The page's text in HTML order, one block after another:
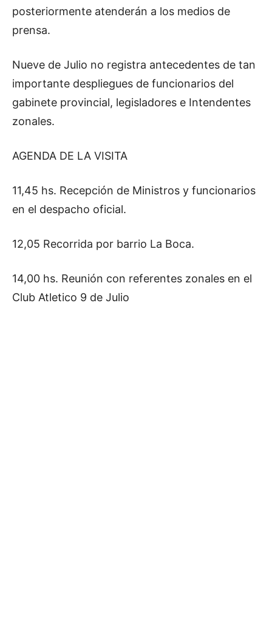
posteriormente atenderán a los medios de
prensa.
Nueve de Julio no registra antecedentes de tan
importante despliegues de funcionarios del
gabinete provincial, legisladores e Intendentes
zonales.
AGENDA DE LA VISITA
11,45 hs. Recepción de Ministros y funcionarios
en el despacho oficial.
12,05 Recorrida por barrio La Boca.
14,00 hs. Reunión con referentes zonales en el
Club Atletico 9 de Julio